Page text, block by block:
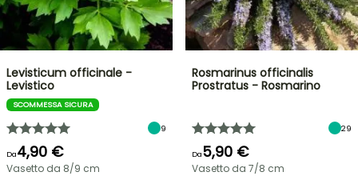
Levisticum officinale -
Levistico
SCOMMESSA SICURA
9
Da4,90 €
Vasetto da 8/9 cm
Rosmarinus officinalis
Prostratus - Rosmarino
29
Da5,90 €
Vasetto da 7/8 cm